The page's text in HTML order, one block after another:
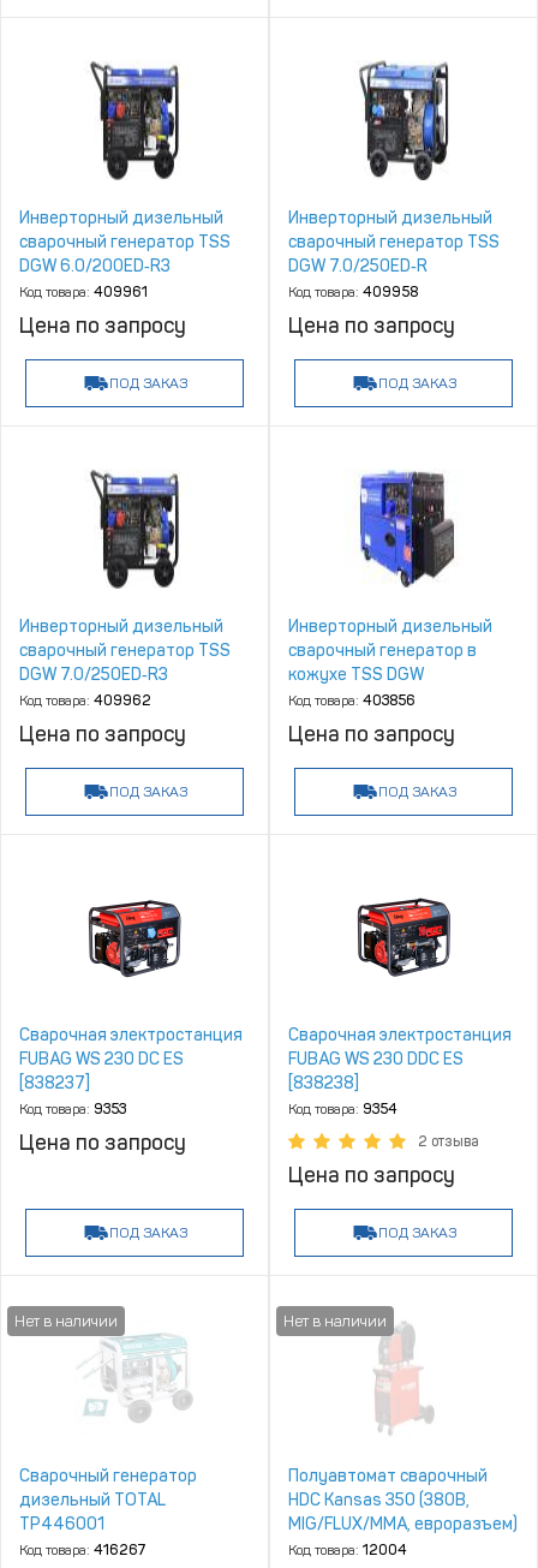
Инверторный дизельный
сварочный генератор TSS
DGW 6.0/200ED‑R3
Код товара: 409961
Цена по запросу
ПОД ЗАКАЗ
Инверторный дизельный
сварочный генератор TSS
DGW 7.0/250ED‑R
Код товара: 409958
Цена по запросу
ПОД ЗАКАЗ
Инверторный дизельный
сварочный генератор TSS
DGW 7.0/250ED‑R3
Код товара: 409962
Цена по запросу
ПОД ЗАКАЗ
Инверторный дизельный
сварочный генератор в
кожухе TSS DGW
7.0/250EDS‑R
Код товара: 403856
Цена по запросу
ПОД ЗАКАЗ
Сварочная электростанция
FUBAG WS 230 DC ES
[838237]
Код товара: 9353
Цена по запросу
ПОД ЗАКАЗ
Сварочная электростанция
FUBAG WS 230 DDC ES
[838238]
Код товара: 9354
2 отзыва
Цена по запросу
ПОД ЗАКАЗ
Сварочный генератор
дизельный TOTAL
TP446001
Код товара: 416267
Полуавтомат сварочный
HDC Kansas 350 (380В,
MIG/FLUX/MMA, евроразъем)
Код товара: 12004